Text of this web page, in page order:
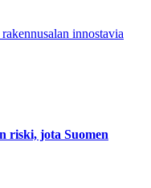
innostavia
riski, jota Suomen